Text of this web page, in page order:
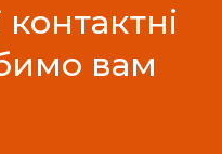
вам